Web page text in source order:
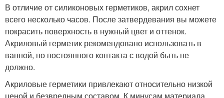
В отличие от силиконовых герметиков, акрил сохнет
всего несколько часов. После затвердевания вы можете
покрасить поверхность в нужный цвет и оттенок.
Акриловый герметик рекомендовано использовать в
ванной, но постоянного контакта с водой быть не
должно.
Акриловые герметики привлекают относительно низкой